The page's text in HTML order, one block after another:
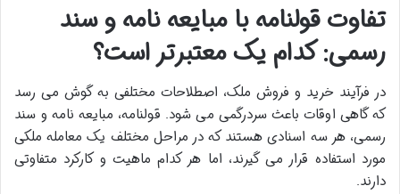
تفاوت قولنامه با مبایعه نامه و سند
رسمی: کدام یک معتبرتر است؟
در فرآیند خرید و فروش ملک، اصطلاحات مختلفی به گوش می رسد
که گاهی اوقات باعث سردرگمی می شود. قولنامه، مبایعه نامه و سند
رسمی، هر سه اسنادی هستند که در مراحل مختلف یک معامله ملکی
مورد استفاده قرار می گیرند، اما هر کدام ماهیت و کارکرد متفاوتی
دارند.